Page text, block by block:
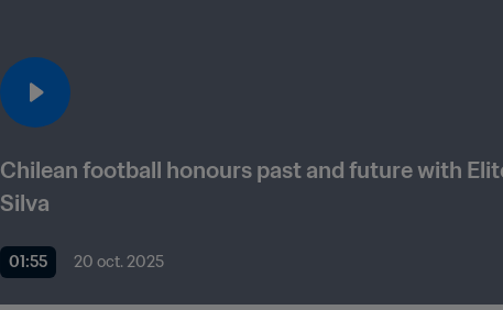
Chilean football honours past and future with
Silva
01:55 20 oct. 2025